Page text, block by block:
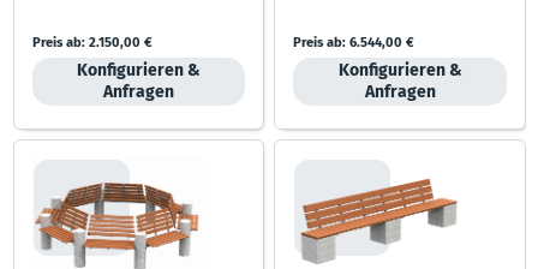
Preis ab:2.150,00 €
Konfigurieren &
Anfragen
Preis ab: 6.544,00 €
Konfigurieren &
Anfragen